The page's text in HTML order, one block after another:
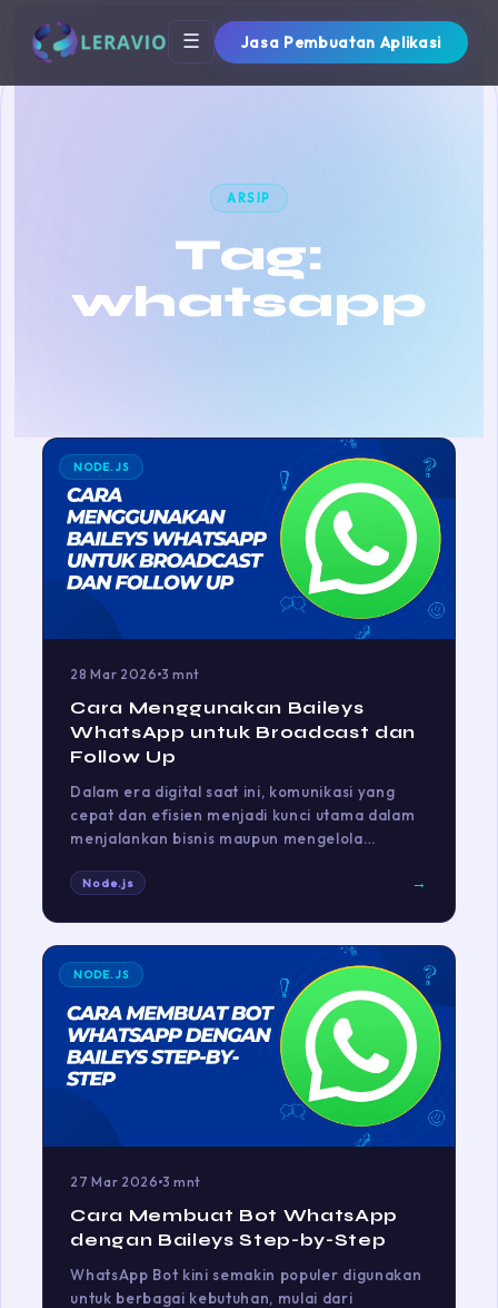
☰ Jasa Pembuatan Aplikasi
ARSIP
Tag:
whatsapp
NODE.JS
28 Mar 2026 3 mnt
Cara Menggunakan Baileys
WhatsApp untuk Broadcast dan
Follow Up
Dalam era digital saat ini, komunikasi yang
cepat dan efisien menjadi kunci utama dalam
menjalankan bisnis maupun mengelola…
Node.js →
NODE.JS
27 Mar 2026 3 mnt
Cara Membuat Bot WhatsApp
dengan Baileys Step-by-Step
WhatsApp Bot kini semakin populer digunakan
untuk berbagai kebutuhan, mulai dari